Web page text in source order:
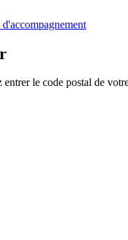
le code postal de